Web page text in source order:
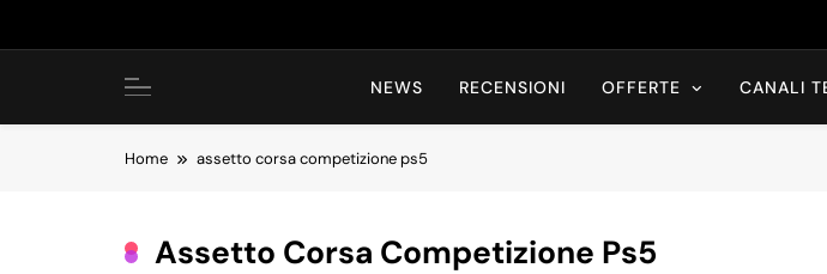
Risparmia
NEWS RECENSIONI OFFERTE CANALI
Home assetto corsa competizione ps5
Assetto Corsa Competizione Ps5